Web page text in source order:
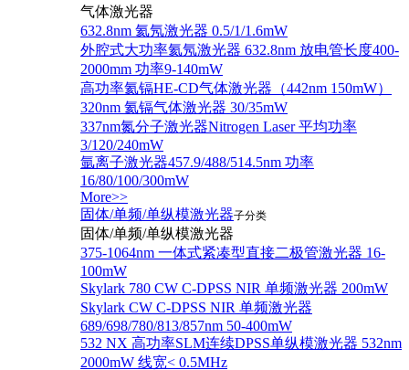
气体激光器
632.8nm 氦氖激光器 0.5/1/1.6mW
外腔式大功率氦氖激光器 632.8nm 放电管长度400-
2000mm 功率9-140mW
高功率氦镉HE-CD气体激光器（442nm 150mW）
320nm 氦镉气体激光器 30/35mW
337nm氮分子激光器Nitrogen Laser 平均功率
3/120/240mW
氩离子激光器457.9/488/514.5nm 功率
16/80/100/300mW
More>>
固体/单频/单纵模激光器子分类
固体/单频/单纵模激光器
375-1064nm 一体式紧凑型直接二极管激光器 16-
100mW
Skylark 780 CW C-DPSS NIR 单频激光器 200mW
Skylark CW C-DPSS NIR 单频激光器
689/698/780/813/857nm 50-400mW
532 NX 高功率SLM连续DPSS单纵模激光器 532nm
2000mW 线宽< 0.5MHz